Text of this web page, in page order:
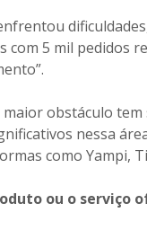
com 5 mil
obstáculo
nessa
como Yampi,
ou o serviço